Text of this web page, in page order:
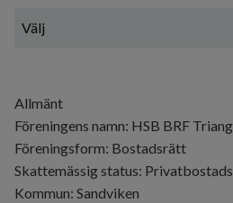
Välj
Allmänt
Föreningens namn: HSB BRF
Föreningsform: Bostadsrätt
Skattemässig status:
Kommun: Sandviken